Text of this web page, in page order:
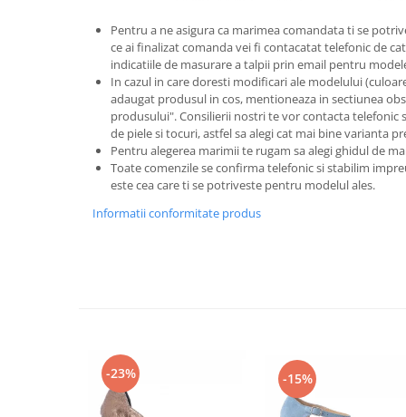
Pentru a ne asigura ca marimea comandata ti se
ce ai finalizat comanda vei fi contacatat telefonic de
indicatiile de masurare a talpii prin email pentru
In cazul in care doresti modificari ale modelului
adaugat produsul in cos, mentioneaza in sectiunea
produsului". Consilierii nostri te vor contacta telefonic
de piele si tocuri, astfel sa alegi cat mai bine varianta
Pentru alegerea marimii te rugam sa alegi ghidul de
Toate comenzile se confirma telefonic si stabilim
este cea care ti se potriveste pentru modelul ales.
Informatii conformitate produs
-23% -15%